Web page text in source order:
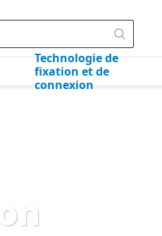
Technologie de
fixation et de
connexion